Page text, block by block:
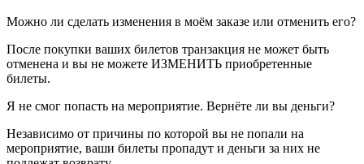
Можно ли сделать изменения в моём заказе или отменить его?
После покупки ваших билетов транзакция не может быть
отменена и вы не можете ИЗМЕНИТЬ приобретенные
билеты.
Я не смог попасть на мероприятие. Вернёте ли вы деньги?
Независимо от причины по которой вы не попали на
мероприятие, ваши билеты пропадут и деньги за них не